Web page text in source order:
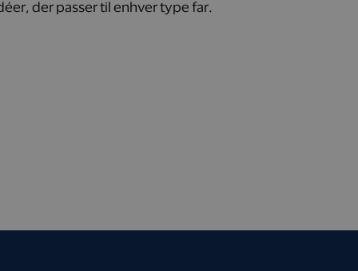
der passer til enhver type far.